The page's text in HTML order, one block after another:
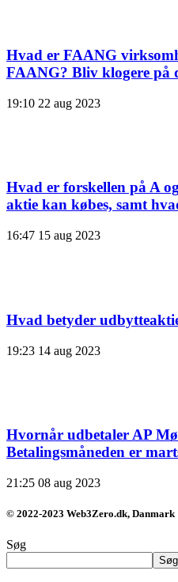
Hvad er FAANG
FAANG? Bliv klogere på
19:10 22 aug 2023
Hvad er forskellen på A
aktie kan købes, samt
16:47 15 aug 2023
Hvad betyder
19:23 14 aug 2023
Hvornår udbetaler AP
Betalingsmåneden er
21:25 08 aug 2023
© 2022-2023 Web3Zero.dk, Danmark
Søg
Søg